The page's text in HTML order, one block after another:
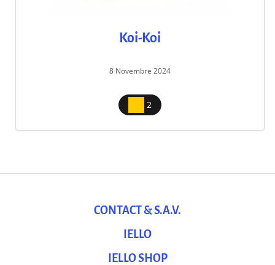
Koi-Koi
8 Novembre 2024
2
CONTACT & S.A.V.
IELLO
IELLO SHOP